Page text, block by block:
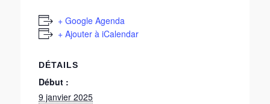
+ Google Agenda
+ Ajouter à iCalendar
DÉTAILS
Début :
9 janvier 2025